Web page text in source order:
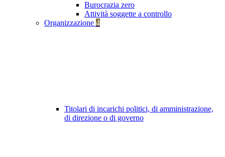
Burocrazia zero
Attività soggette a controllo
Organizzazione 4
Titolari di incarichi politici, di amministrazione,
di direzione o di governo